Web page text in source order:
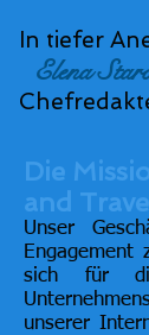
In tiefer
Elena
Die
and
Unser
Engagement
sich für
unserer